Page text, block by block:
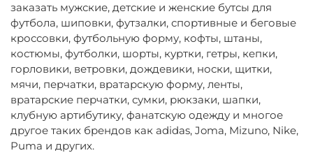
заказать мужские, детские и женские бутсы для
футбола, шиповки, футзалки, спортивные и беговые
кроссовки, футбольную форму, кофты, штаны,
костюмы, футболки, шорты, куртки, гетры, кепки,
горловики, ветровки, дождевики, носки, щитки,
мячи, перчатки, вратарскую форму, ленты,
вратарские перчатки, сумки, рюкзаки, шапки,
клубную артибутику, фанатскую одежду и многое
другое таких брендов как adidas, Joma, Mizuno, Nike,
Puma и других.